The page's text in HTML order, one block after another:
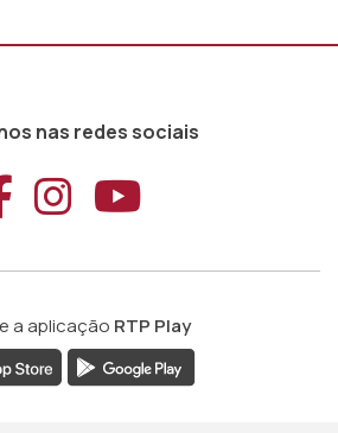
nas redes sociais
Aceder ao
Aceder ao
Aceder
a aplicação RTP Play